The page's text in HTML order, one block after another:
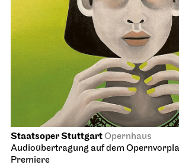
Staatsoper StuttgartOpernhaus
Audioübertragung auf dem
Premiere